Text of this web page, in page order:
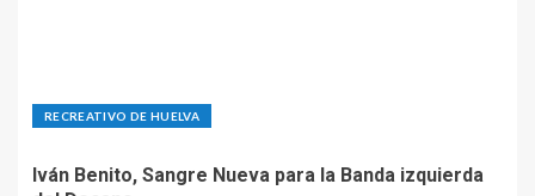
RECREATIVO DE HUELVA
Iván Benito, Sangre Nueva para la Banda izquierda